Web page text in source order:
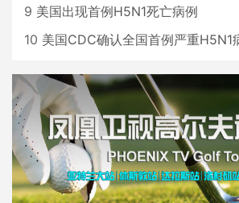
9 美国出现首例H5N1死亡病例
10 美国CDC确认全国首例严重H5N1病例